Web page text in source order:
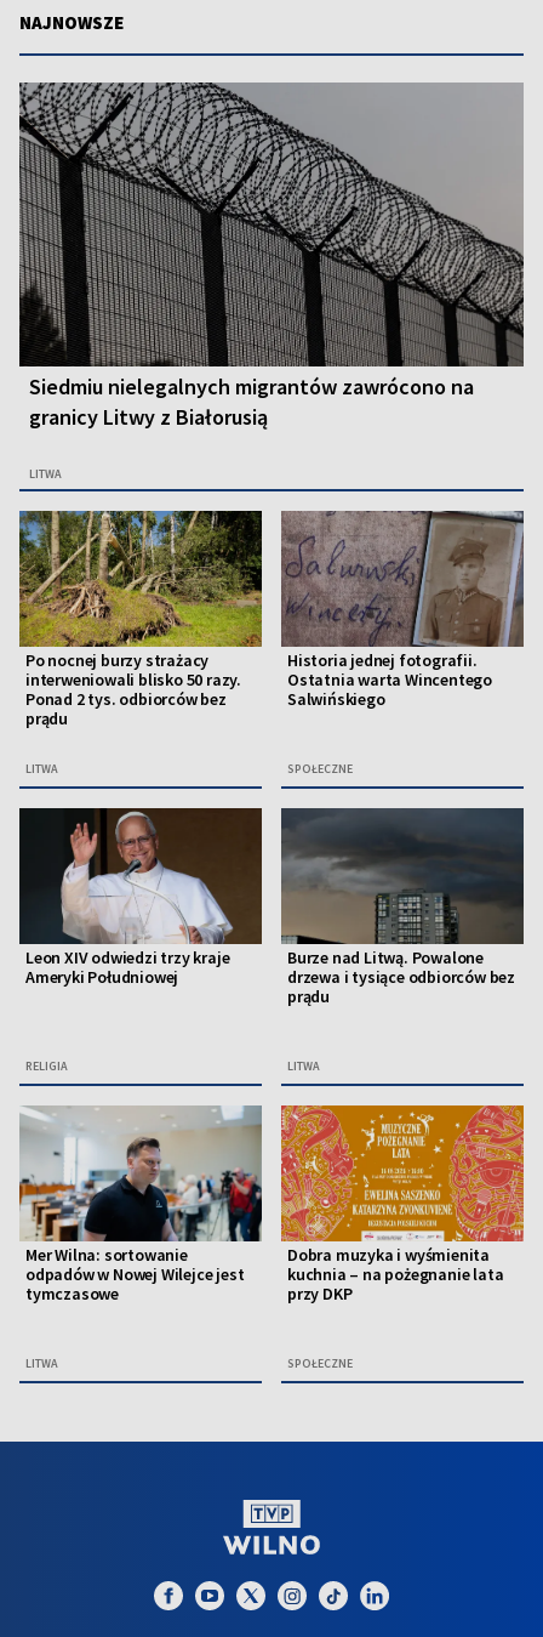
NAJNOWSZE
Siedmiu nielegalnych migrantów zawrócono na
granicy Litwy z Białorusią
LITWA
Po nocnej burzy strażacy
interweniowali blisko 50 razy.
Ponad 2 tys. odbiorców bez
prądu
LITWA
Historia jednej fotografii.
Ostatnia warta Wincentego
Salwińskiego
SPOŁECZNE
Leon XIV odwiedzi trzy kraje
Ameryki Południowej
RELIGIA
Burze nad Litwą. Powalone
drzewa i tysiące odbiorców bez
prądu
LITWA
Mer Wilna: sortowanie
odpadów w Nowej Wilejce jest
tymczasowe
LITWA
Dobra muzyka i wyśmienita
kuchnia – na pożegnanie lata
przy DKP
SPOŁECZNE